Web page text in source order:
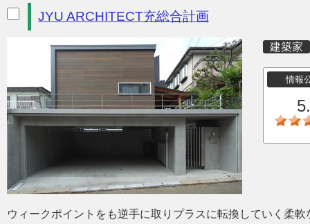
JYU ARCHITECT充総合計画
建築家
情報
ウィークポイントをも逆手に取りプラスに転換していく柔